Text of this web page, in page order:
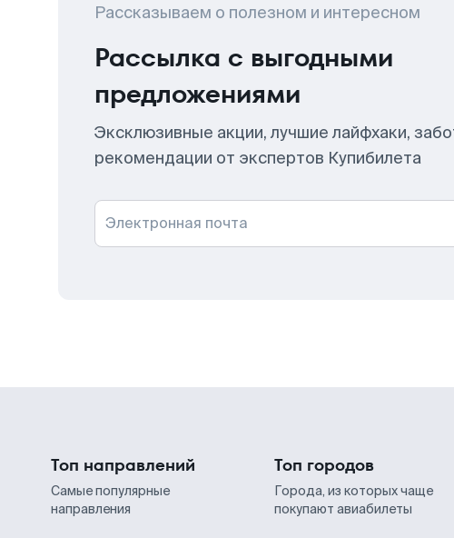
Рассказываем о полезном и интересном
Рассылка с выгодными
предложениями
Эксклюзивные акции, лучшие лайфхаки,
рекомендации от экспертов Купибилета
Электронная почта
Топ направлений
Самые популярные
направления
Топ городов
Города, из которых чаще
покупают авиабилеты